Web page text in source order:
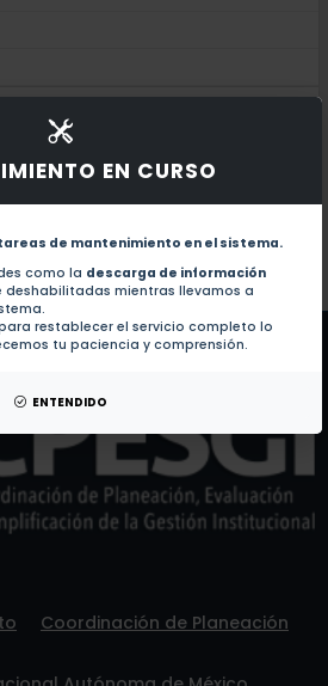
EN CURSO
de mantenimiento en el sistema.
como la descarga de información
mientras llevamos a
restablecer el servicio completo lo
tu paciencia y comprensión.
ENTENDIDO
obras de este autor.
revistas de este autor.
patentes de este autor.
Coordinación de Planeación